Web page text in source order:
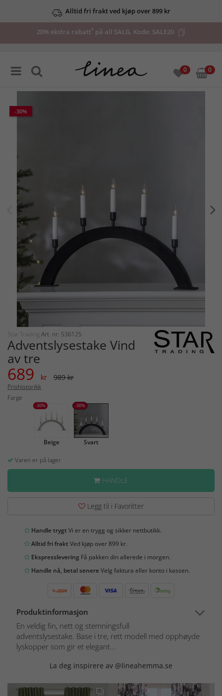
Alltid fri frakt ved kjøp over 899 kr
20% ekstra rabatt* på all SALG. Kode: SALE20
0 0
-30%
Star Trading Art. nr: 536125
Adventslysestake Vind
av tre
689 kr 989 kr
Prishistorikk
Farge
-30%
Beige
-30%
Svart
Varen er på lager
HANDLE
Legg til i Favoritter
Handle trygtVi er en trygg og sikker nettbutikk.
Alltid fri fraktVed kjøp over 899 kr.
Ekspresslevering Få pakken din allerede i morgen.
Handle nå, betal senereVelg faktura eller konto i kassen.
Produktinformasjon
En veldig fin, nett og stemningsfull
adventslysestake. Base i tre, rett modell med opphøyde
lyskopper som gir et elegant...
La deg inspirere av @lineahemma.se